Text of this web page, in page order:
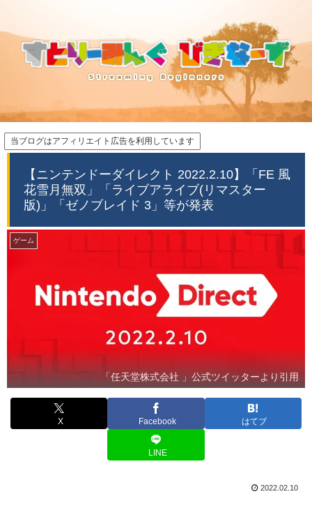
当ブログはアフィリエイト広告を利用しています
【ニンテンドーダイレクト 2022.2.10】「FE 風
花雪月無双」「ライブアライブ(リマスター
版)」「ゼノブレイド 3」等が発表
ゲーム
「任天堂株式会社 」公式ツイッターより引用
X Facebook はてブ
LINE
2022.02.10